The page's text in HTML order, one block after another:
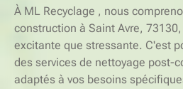
À ML Recyclage , nous
construction à Saint Avre,
excitante que stressante. C'est
des services de nettoyage post-
adaptés à vos besoins